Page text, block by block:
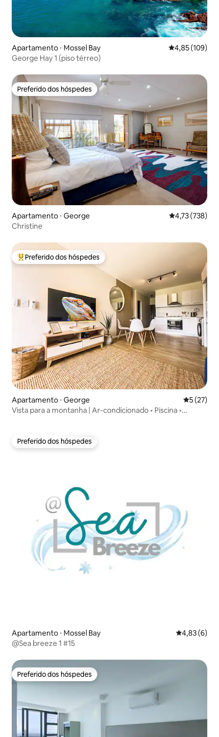
Apartamento ⋅ Mossel Bay 4,85 de uma
4,85 (109)
George Hay 1 (piso térreo)
Preferido dos hóspedes
Preferido dos hóspedes
Apartamento ⋅ George 4,73 de uma
4,73 (738)
Christine
Entre os melhores preferidos dos hóspedes
Preferido dos hóspedes
Apartamento ⋅ George 5 de uma
5 (27)
Vista para a montanha | Ar-condicionado • Piscina •
Preferido dos hóspedes
Preferido dos hóspedes
Apartamento ⋅ Mossel Bay 4,83 de uma
4,83 (6)
@Sea breeze 1 #15
Preferido dos hóspedes
Preferido dos hóspedes